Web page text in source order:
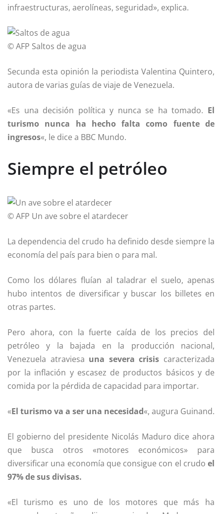
infraestructuras, aerolíneas, seguridad», explica.
© AFP Saltos de agua
Secunda esta opinión la periodista Valentina Quintero,
autora de varias guías de viaje de Venezuela.
«Es una decisión política y nunca se ha tomado. El
turismo nunca ha hecho falta como fuente de
ingresos«, le dice a BBC Mundo.
Siempre el petróleo
© AFP Un ave sobre el atardecer
La dependencia del crudo ha definido desde siempre la
economía del país para bien o para mal.
Como los dólares fluían al taladrar el suelo, apenas
hubo intentos de diversificar y buscar los billetes en
otras partes.
Pero ahora, con la fuerte caída de los precios del
petróleo y la bajada en la producción nacional,
Venezuela atraviesa una severa crisis caracterizada
por la inflación y escasez de productos básicos y de
comida por la pérdida de capacidad para importar.
«El turismo va a ser una necesidad«, augura Guinand.
El gobierno del presidente Nicolás Maduro dice ahora
que busca otros «motores económicos» para
diversificar una economía que consigue con el crudo el
97% de sus divisas.
«El turismo es uno de los motores que más ha